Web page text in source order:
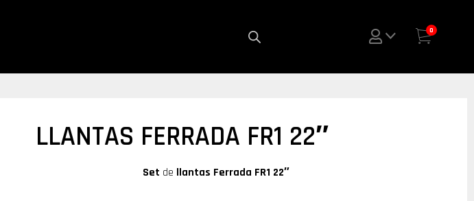
0
LLANTAS FERRADA FR1 22″
Set de llantas Ferrada FR1 22″